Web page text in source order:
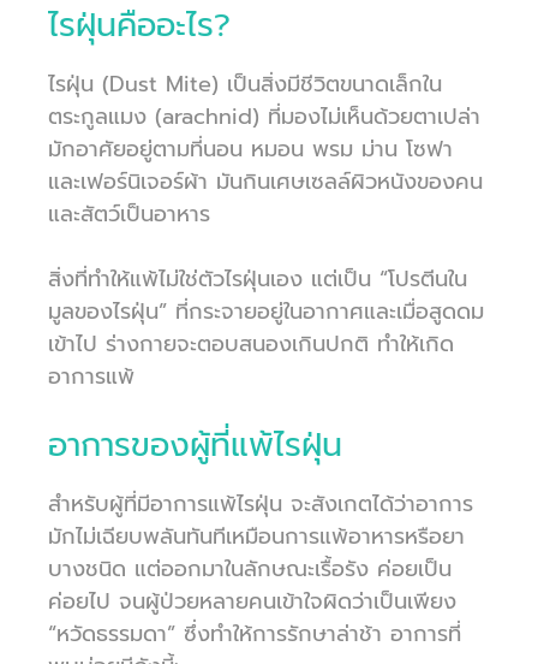
ไรฝุ่นคืออะไร?
ไรฝุ่น (Dust Mite) เป็นสิ่งมีชีวิตขนาดเล็กใน
ตระกูลแมง (arachnid) ที่มองไม่เห็นด้วยตาเปล่า
มักอาศัยอยู่ตามที่นอน หมอน พรม ม่าน โซฟา
และเฟอร์นิเจอร์ผ้า มันกินเศษเซลล์ผิวหนังของคน
และสัตว์เป็นอาหาร
สิ่งที่ทำให้แพ้ไม่ใช่ตัวไรฝุ่นเอง แต่เป็น “โปรตีนใน
มูลของไรฝุ่น” ที่กระจายอยู่ในอากาศและเมื่อสูดดม
เข้าไป ร่างกายจะตอบสนองเกินปกติ ทำให้เกิด
อาการแพ้
อาการของผู้ที่แพ้ไรฝุ่น
สำหรับผู้ที่มีอาการแพ้ไรฝุ่น จะสังเกตได้ว่าอาการ
มักไม่เฉียบพลันทันทีเหมือนการแพ้อาหารหรือยา
บางชนิด แต่ออกมาในลักษณะเรื้อรัง ค่อยเป็น
ค่อยไป จนผู้ป่วยหลายคนเข้าใจผิดว่าเป็นเพียง
“หวัดธรรมดา” ซึ่งทำให้การรักษาล่าช้า อาการที่